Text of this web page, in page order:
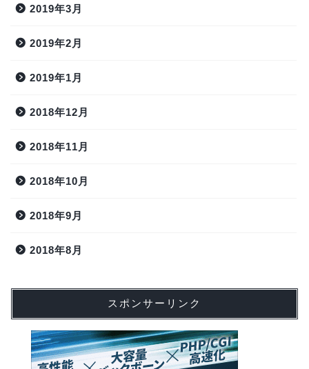
2019年3月
2019年2月
2019年1月
2018年12月
2018年11月
2018年10月
2018年9月
2018年8月
スポンサーリンク